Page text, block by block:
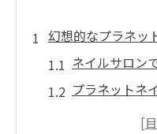
幻想的なプラネッ
ネイルサロン
プラネットネ
マグネットア